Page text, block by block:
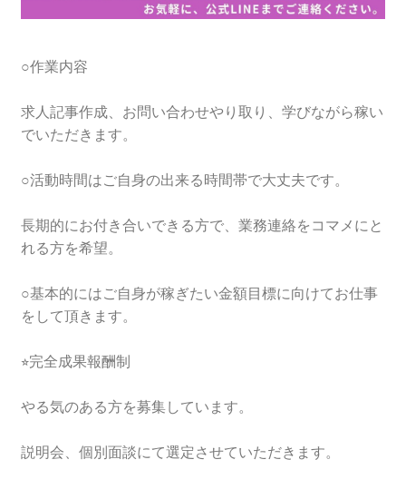
○作業内容
求人記事作成、お問い合わせやり取り、学びながら稼い
でいただきます。
○活動時間はご自身の出来る時間帯で大丈夫です。
長期的にお付き合いできる方で、業務連絡をコマメにと
れる方を希望。
○基本的にはご自身が稼ぎたい金額目標に向けてお仕事
をして頂きます。
⭐︎完全成果報酬制
やる気のある方を募集しています。
説明会、個別面談にて選定させていただきます。